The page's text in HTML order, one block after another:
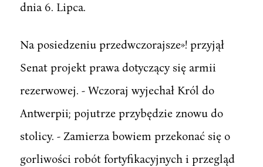
dnia 6. Lipca.
Na posiedzeniu przedwczorajsze»! przyjął
Senat projekt prawa dotyczący się armii
rezerwowej. - Wczoraj wyjechał Król do
Antwerpii; pojutrze przybędzie znowu do
stolicy. - Zamierza bowiem przekonać się o
gorliwości robót fortyfikacyjnych i przegląd